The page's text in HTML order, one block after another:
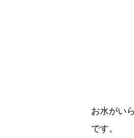
お水がい
です。